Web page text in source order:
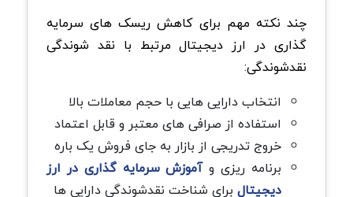
چند نکته مهم برای کاهش ریسک های سرمایه
گذاری در ارز دیجیتال مرتبط با نقد شوندگی
نقدشوندگی:
انتخاب دارایی هایی با حجم معاملات بالا
استفاده از صرافی های معتبر و قابل اعتماد
خروج تدریجی از بازار به جای فروش یک باره
برنامه ریزی وآموزش سرمایه گذاری در ارز
دیجیتال برای شناخت نقدشوندگی دارایی ها